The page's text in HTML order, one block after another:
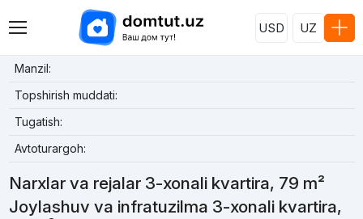
USD UZ
Manzil:
Topshirish muddati:
Tugatish:
Avtoturargoh:
Narxlar va rejalar 3-xonali kvartira, 79 m²
Joylashuv va infratuzilma 3-xonali kvartira,